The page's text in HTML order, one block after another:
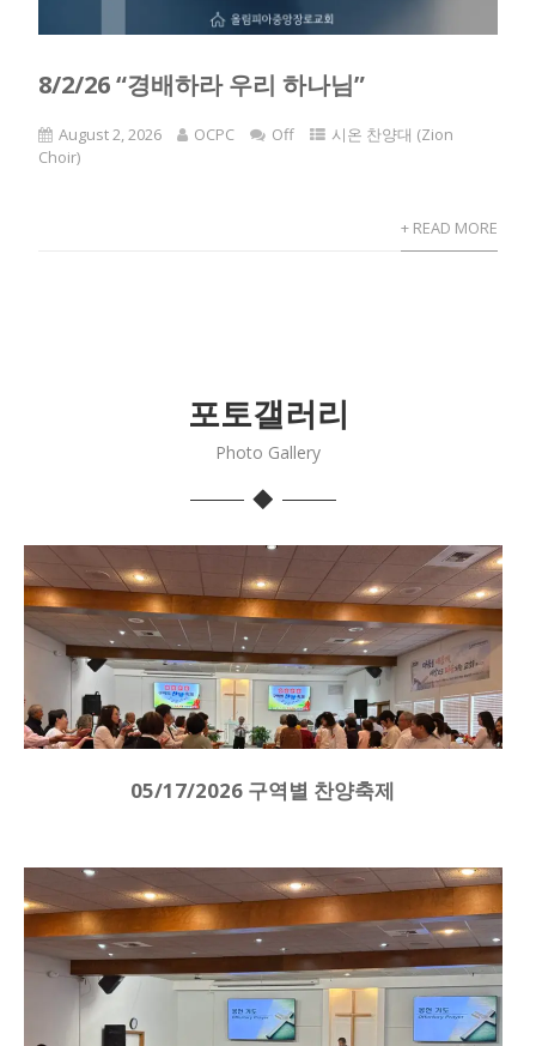
8/2/26 “경배하라 우리 하나님”
August 2, 2026 OCPC Off
시온 찬양대 (Zion
Choir)
+ READ MORE
포토갤러리
Photo Gallery
05/17/2026 구역별 찬양축제